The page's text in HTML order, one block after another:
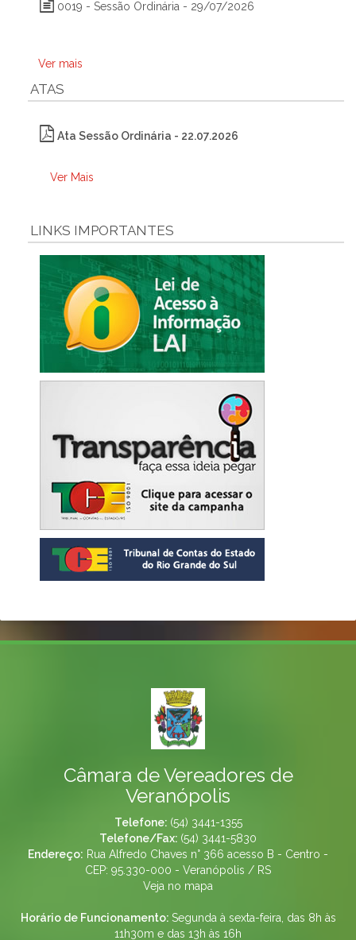
0019 - Sessão Ordinária - 29/07/2026
Ver mais
ATAS
Ata Sessão Ordinária - 22.07.2026
Ver Mais
LINKS IMPORTANTES
Câmara de Vereadores de
Veranópolis
Telefone: (54) 3441-1355
Telefone/Fax: (54) 3441-5830
Endereço: Rua Alfredo Chaves n° 366 acesso B - Centro -
CEP: 95.330-000 - Veranópolis / RS
Veja no mapa
Horário de Funcionamento: Segunda à sexta-feira, das 8h às
11h30m e das 13h às 16h